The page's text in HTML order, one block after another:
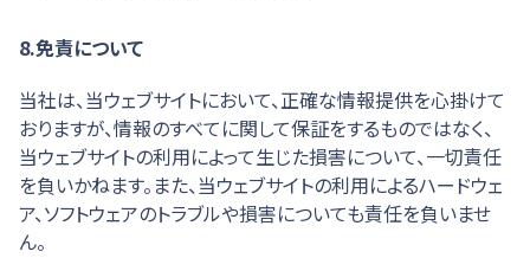
8.免責について
当社は、当ウェブサイトにおいて、正確な情報提供を心掛けて
おりますが、情報のすべてに関して保証をするものではなく、
当ウェブサイトの利用によって生じた損害について、一切責任
を負いかねます。また、当ウェブサイトの利用によるハードウェ
ア、ソフトウェアのトラブルや損害についても責任を負いませ
ん。